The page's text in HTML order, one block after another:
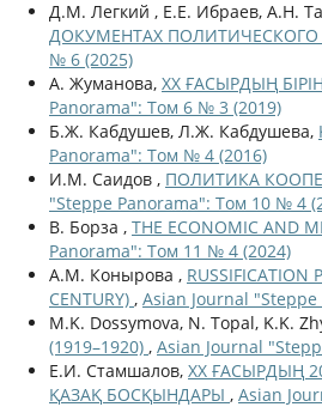
Д.М. Легкий , Е.Е. Ибраев, А.Н.
ДОКУМЕНТАХ ПОЛИТИЧЕСКОГО
№ 6 (2025)
А. Жуманова, ХХ ҒАСЫРДЫҢ
Panorama": Том 6 № 3 (2019)
Б.Ж. Кабдушев, Л.Ж. Кабдушева,
Panorama": Том № 4 (2016)
И.М. Саидов , ПОЛИТИКА
"Steppe Panorama": Том 10 № 4
В. Борза , THE ECONOMIC AND
Panorama": Том 11 № 4 (2024)
А.М. Конырова , RUSSIFICATION
CENTURY) , Asian Journal
M.K. Dossymova, N. Topal, K.K.
(1919–1920) , Asian Journal
Е.И. Стамшалов, XX ҒАСЫРДЫҢ
ҚАЗАҚ БОСҚЫНДАРЫ , Asian